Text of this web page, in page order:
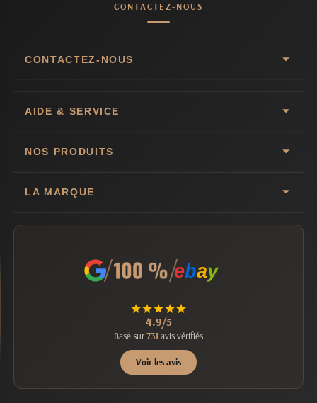
CONTACTEZ-NOUS
CONTACTEZ-NOUS
AIDE & SERVICE
NOS PRODUITS
LA MARQUE
ebay
★★★★★
4.9/5
Basé sur731 avis vérifiés
Voir les avis